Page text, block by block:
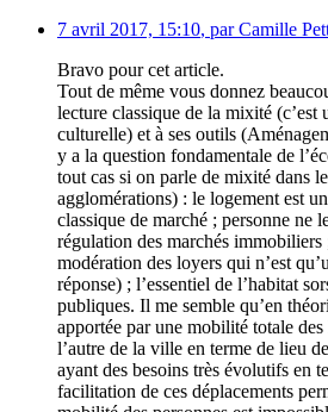
7 avril 2017, 15:10, parCamille
Bravo pour cet article.
Tout de même vous donnez
lecture classique de la mixité (c’est
culturelle) et à ses outils
y a la question fondamentale de
tout cas si on parle de mixité dans
agglomérations) : le logement est
classique de marché ; personne ne
régulation des marchés immobiliers
modération des loyers qui n’est
réponse) ; l’essentiel de l’habitat
publiques. Il me semble qu’en
apportée par une mobilité totale des
l’autre de la ville en terme de lieu
ayant des besoins très évolutifs en
facilitation de ces déplacements